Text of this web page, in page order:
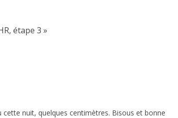
étape 3 »
nuit, quelques centimètres. Bisous et bonne